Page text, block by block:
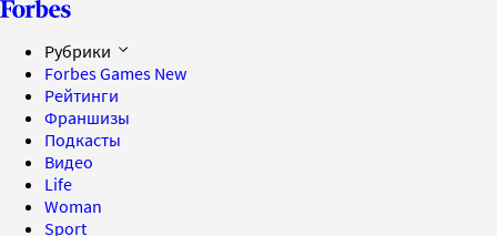
Рубрики
Forbes Games New
Рейтинги
Франшизы
Подкасты
Видео
Life
Woman
Sport